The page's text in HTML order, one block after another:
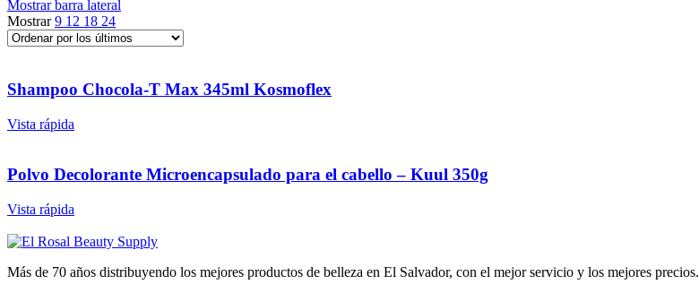
Mostrar barra lateral
Mostrar9 12 18 24
Shampoo Chocola-T Max 345ml Kosmoflex
Vista rápida
Polvo Decolorante Microencapsulado para el cabello – Kuul 350g
Vista rápida
Más de 70 años distribuyendo los mejores productos de belleza en El Salvador, con el mejor servicio y los mejores precios.